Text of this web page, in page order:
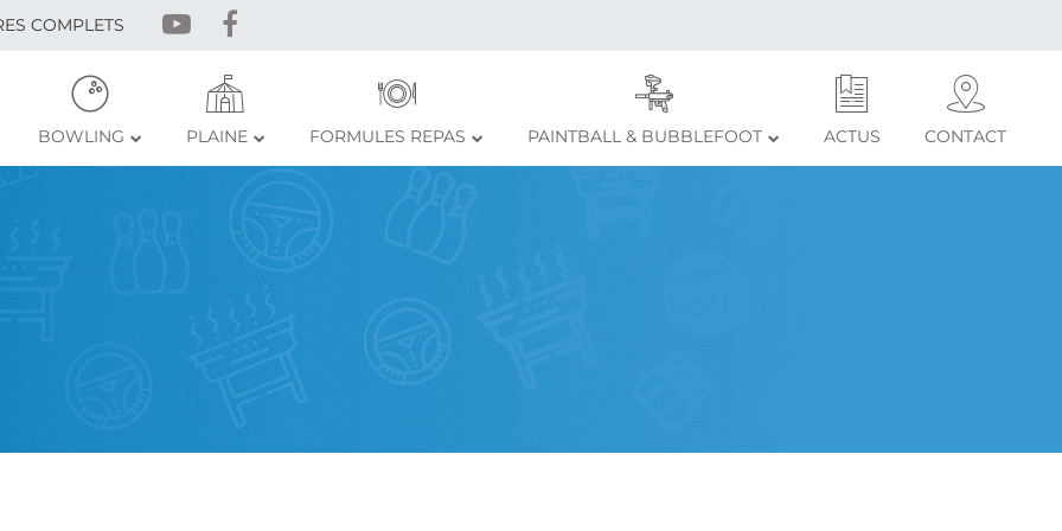
COMPLETS
BOWLING PLAINE FORMULES REPAS PAINTBALL & BUBBLEFOOT ACTUS CONTACT